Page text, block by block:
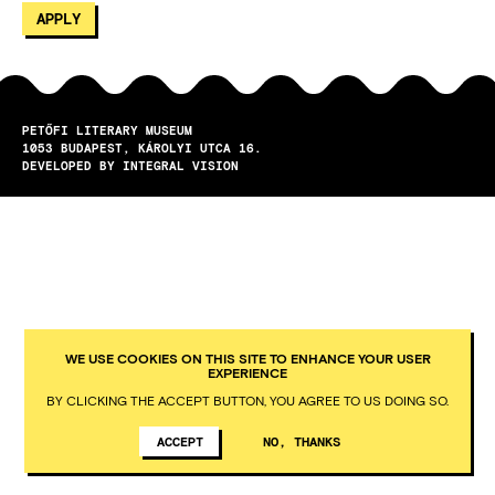
PETŐFI LITERARY MUSEUM
1053
BUDAPEST
KÁROLYI UTCA 16.
DEVELOPED BY INTEGRAL VISION
WE USE COOKIES ON THIS SITE TO ENHANCE YOUR USER
EXPERIENCE
BY CLICKING THE ACCEPT BUTTON, YOU AGREE TO US DOING SO.
ACCEPT NO, THANKS